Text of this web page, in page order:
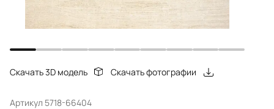
Скачать 3D модель Скачать фотографии
Артикул 5718-66404